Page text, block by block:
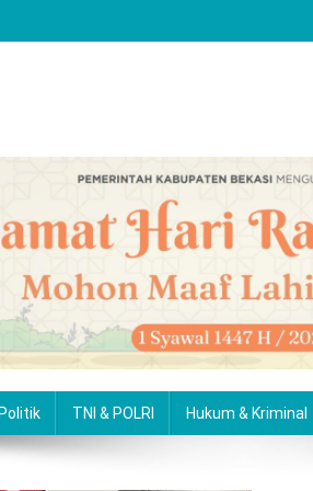
Politik TNI & POLRI Hukum & Kriminal